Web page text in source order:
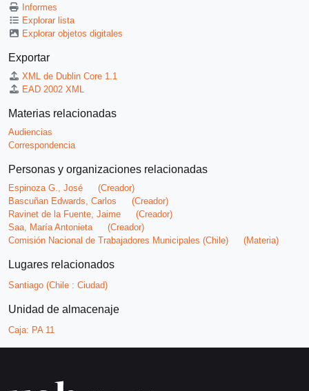
Informes
Explorar lista
Explorar objetos digitales
Exportar
XML de Dublin Core 1.1
EAD 2002 XML
Materias relacionadas
Audiencias
Correspondencia
Personas y organizaciones relacionadas
Espinoza G., José
(Creador)
Bascuñan Edwards, Carlos
(Creador)
Ravinet de la Fuente, Jaime
(Creador)
Saa, María Antonieta
(Creador)
Comisión Nacional de Trabajadores Municipales (Chile)
(Materia)
Lugares relacionados
Santiago (Chile : Ciudad)
Unidad de almacenaje
Caja: PA 11